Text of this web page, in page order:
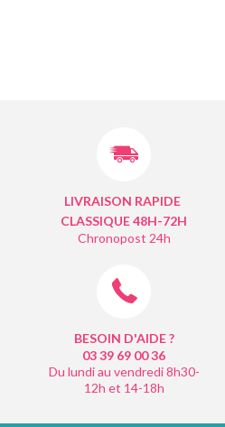
LIVRAISON RAPIDE
CLASSIQUE 48H-72H
Chronopost 24h
BESOIN D'AIDE ?
03 39 69 0036
Du lundi au vendredi 8h30-
12h et 14-18h